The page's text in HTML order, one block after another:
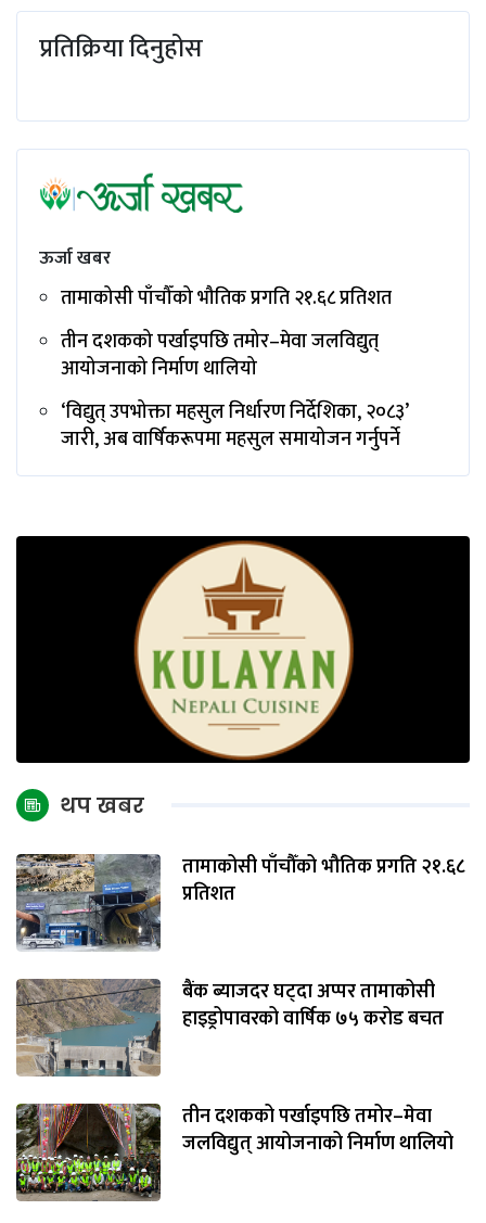
प्रतिक्रिया दिनुहोस
ऊर्जा खबर
तामाकोसी पाँचौँको भौतिक प्रगति २१.६८ प्रतिशत
तीन दशकको पर्खाइपछि तमोर–मेवा जलविद्युत्
आयोजनाको निर्माण थालियो
‘विद्युत् उपभोक्ता महसुल निर्धारण निर्देशिका, २०८३’
जारी, अब वार्षिकरूपमा महसुल समायोजन गर्नुपर्ने
थप खबर
तामाकोसी पाँचौँको भौतिक प्रगति २१.६८
प्रतिशत
बैंक ब्याजदर घट्दा अप्पर तामाकोसी
हाइड्रोपावरको वार्षिक ७५ करोड बचत
तीन दशकको पर्खाइपछि तमोर–मेवा
जलविद्युत् आयोजनाको निर्माण थालियो